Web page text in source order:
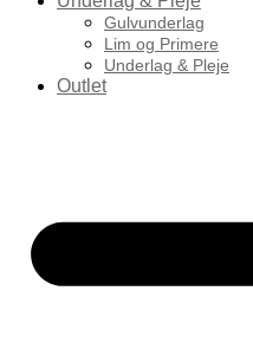
Gulvunderlag
Lim og Primere
Underlag & Pleje
Outlet